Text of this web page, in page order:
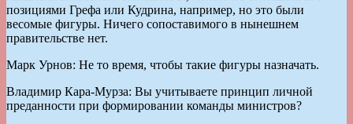
позициями Грефа или Кудрина, например, но это были
весомые фигуры. Ничего сопоставимого в нынешнем
правительстве нет.
Марк Урнов: Не то время, чтобы такие фигуры назначать.
Владимир Кара-Мурза: Вы учитываете принцип личной
преданности при формировании команды министров?